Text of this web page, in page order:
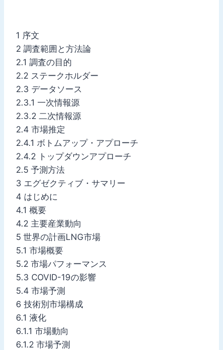
1 序文
2 調査範囲と方法論
2.1 調査の目的
2.2 ステークホルダー
2.3 データソース
2.3.1 一次情報源
2.3.2 二次情報源
2.4 市場推定
2.4.1 ボトムアップ・アプローチ
2.4.2 トップダウンアプローチ
2.5 予測方法
3 エグゼクティブ・サマリー
4 はじめに
4.1 概要
4.2 主要産業動向
5 世界の計画LNG市場
5.1 市場概要
5.2 市場パフォーマンス
5.3 COVID-19の影響
5.4 市場予測
6 技術別市場構成
6.1 液化
6.1.1 市場動向
6.1.2 市場予測